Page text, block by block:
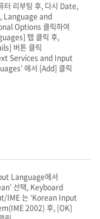
터 리부팅 후, 다시 Date,
Language and
Options 클릭하여
탭 클릭 후,
버튼 클릭
Services and Input
에서 [Add] 클릭
Language에서
선택, Keyboard
IME 는 ‘Korean Input
2002) 후, [OK]